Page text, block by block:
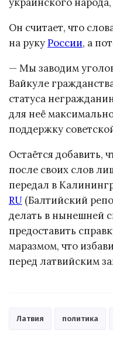
Он считает, что
на рукуРоссии, а
— Мы заводим
Вайкуле
статуса
для неё
поддержку
Остаётся добавить,
после своих слов
передал в
RU (Балтийский
делать в нынешней
предоставить
маразмом, что
перед латвийским
Латвия политика